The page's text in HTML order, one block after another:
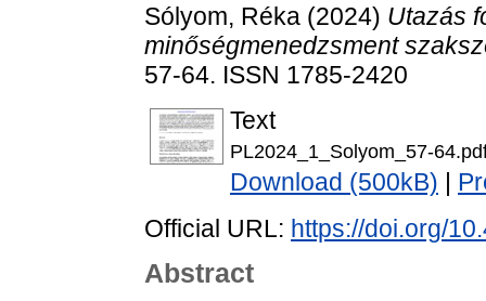
Sólyom, Réka (2024) Utazás
minőségmenedzsment
57-64. ISSN 1785-2420
Text
PL2024_1_Solyom_57-
Download (500kB)
Official URL: https://doi.org/
Abstract